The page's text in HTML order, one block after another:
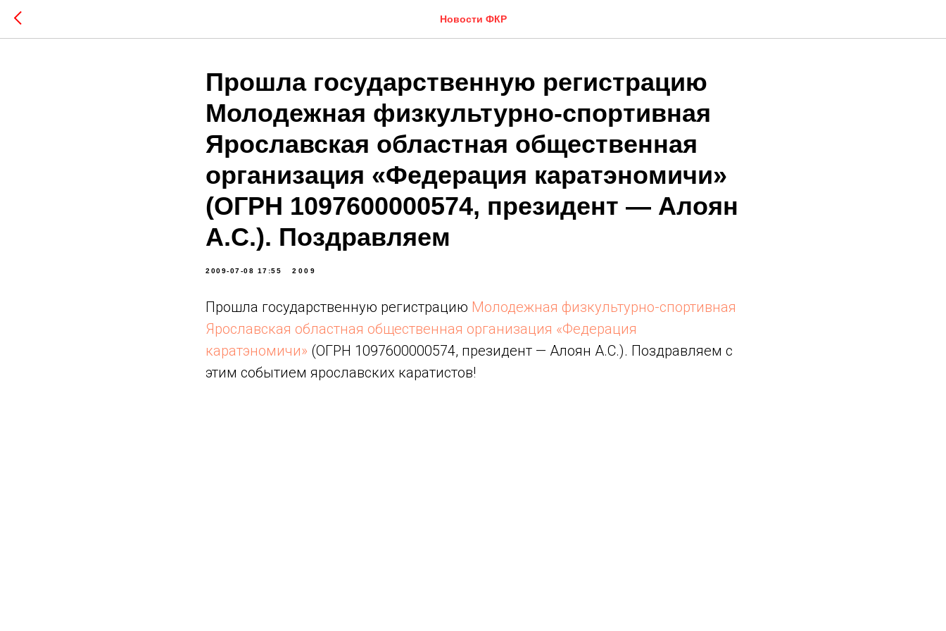
Новости ФКР
Прошла государственную регистрацию
Молодежная физкультурно-спортивная
Ярославская областная общественная
организация «Федерация каратэномичи»
(ОГРН 1097600000574, президент — Алоян
А.С.). Поздравляем
2009-07-08 17:55 2009
Прошла государственную регистрацию Молодежная физкультурно-спортивная
Ярославская областная общественная организация «Федерация
каратэномичи» (ОГРН 1097600000574, президент — Алоян А.С.). Поздравляем с
этим событием ярославских каратистов!